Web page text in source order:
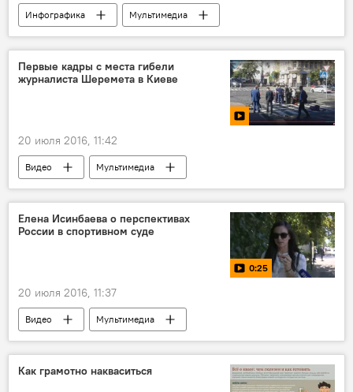
Инфографика
Мультимедиа
Паралимпиада: спорт или политика
Первые кадры с места гибели
журналиста Шеремета в Киеве
20 июля 2016, 11:42
Видео Мультимедиа
Елена Исинбаева о перспективах
России в спортивном суде
0:25
20 июля 2016, 11:37
Видео Мультимедиа
Как грамотно накваситься